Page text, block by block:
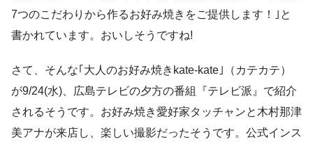
7つのこだわりから作るお好み焼きをご提供します！｣と
書かれています。おいしそうですね!
さて、そんな｢大人のお好み焼きkate-kate｣（カテカテ）
が9/24(水)、広島テレビの夕方の番組『テレビ派』で紹介
されるそうです。お好み焼き愛好家タッチャンと木村那津
美アナが来店し、楽しい撮影だったそうです。公式インス